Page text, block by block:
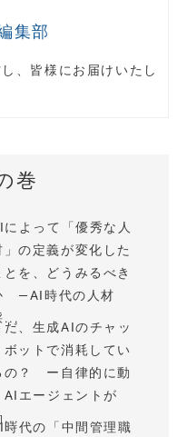
集部
、皆様にお届けいたし
巻
によって「優秀な人
」の定義が変化した
とを、どうみるべき
—AI時代の人材
...
だ、生成AIのチャッ
ボットで消耗してい
の？ ー自律的に動
AIエージェントが
...
時代の「中間管理職